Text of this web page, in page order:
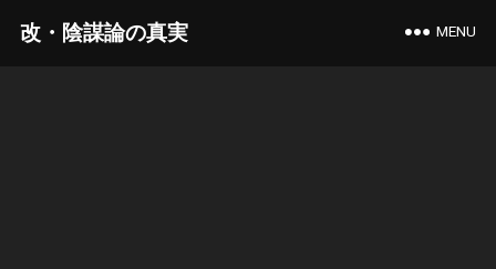
改・陰謀論の真実 MENU